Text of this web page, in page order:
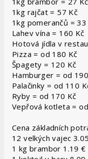
1kg rajčat = 57 Kč
1kg pomerančů = 33
Lahev vína = 160 Kč
Hotová jídla v
Pizza = od 180 Kč
Špagety = 120 Kč
Hamburger = od
Palačinky = od 110
Ryby = od 170 Kč
Vepřová kotleta =
Cena základních
12 velkých vajec
1 kg brambor 1.19 €